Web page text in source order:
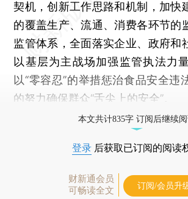
契机，创新工作思路和机制，加快
的覆盖生产、流通、消费各环节的
监管体系，全面落实企业、政府和
以基层为主战场加强监管执法力
以“零容忍”的举措惩治食品安全违
的努力确保群众“舌尖上的安全”。
本文共计835字 订阅后继续
登录 后获取已订阅的阅读
财新通会员
可畅读全文
订阅/会员升